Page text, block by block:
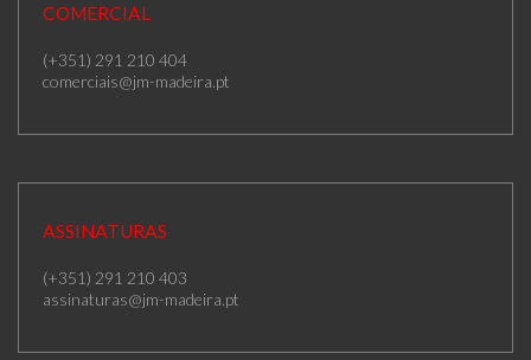
COMERCIAL
(+351) 291 210 404
comerciais@jm-madeira.pt
ASSINATURAS
(+351) 291 210 403
assinaturas@jm-madeira.pt